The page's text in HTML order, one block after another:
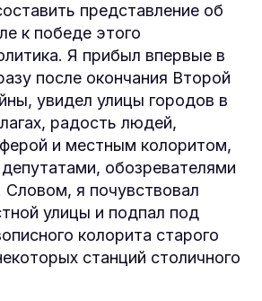
представление об
к победе этого
Я прибыл впервые в
после окончания Второй
увидел улицы городов в
радость людей,
и местным колоритом,
обозревателями
я почувствовал
улицы и подпал под
колорита старого
станций столичного